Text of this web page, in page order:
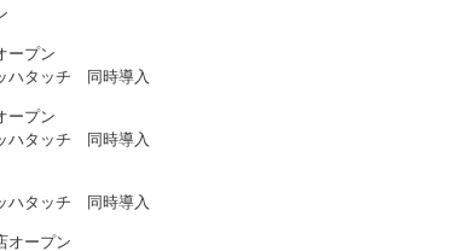
ープン
ハタッチ 同時導入
ープン
ハタッチ 同時導入
ハタッチ 同時導入
オープン